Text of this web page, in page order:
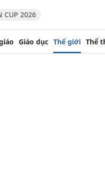
CUP 2026
Giáo dục Thế giới Thể